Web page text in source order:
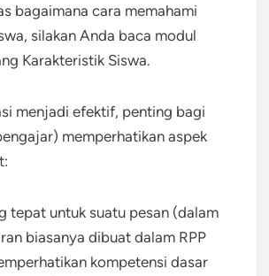
bagaimana cara memahami
silakan Anda baca modul
Karakteristik Siswa.
menjadi efektif, penting bagi
memperhatikan aspek
tepat untuk suatu pesan (dalam
biasanya dibuat dalam RPP
kompetensi dasar